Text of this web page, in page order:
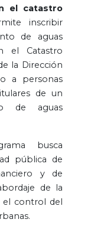
el catastro
inscribir
de aguas
el Catastro
la Dirección
a personas
de un
de aguas
busca
pública de
y de
de la
el control del